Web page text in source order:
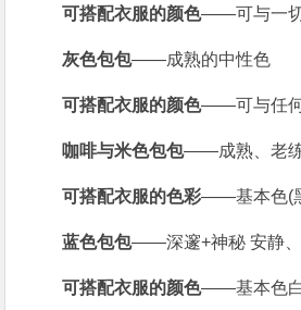
可搭配衣服的颜色——可与一
灰色包包——成熟的中性色
可搭配衣服的颜色——可与任
咖啡与米色包包——成熟、老
可搭配衣服的色彩——基本色(
蓝色包包——深邃+神秘 安静
可搭配衣服的颜色——基本色